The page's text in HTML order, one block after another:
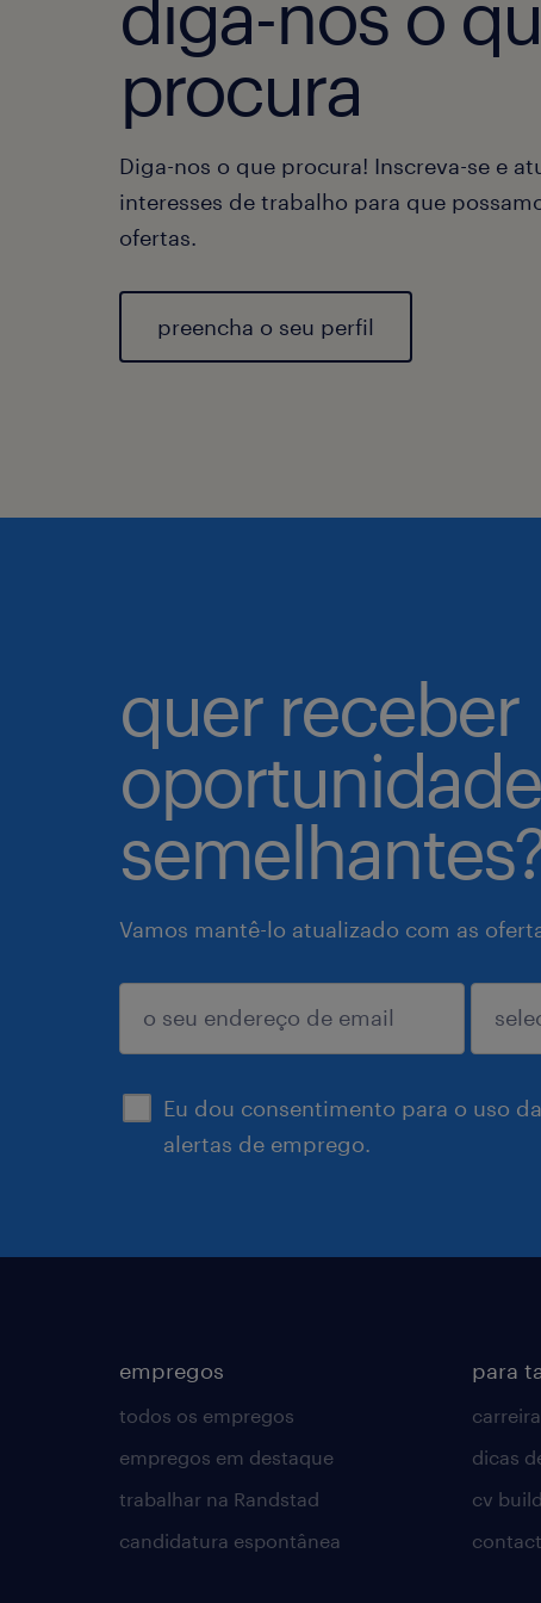
procura
Diga-nos o que procura! Inscreva-se e
interesses de trabalho para que
ofertas.
preencha o seu perfil
quer receber
Vamos mantê-lo atualizado com as
Eu dou consentimento para o uso
alertas de emprego.
enviar
empregos
todos os empregos
empregos em destaque
trabalhar na Randstad
candidatura espontânea
para
dicas
cv